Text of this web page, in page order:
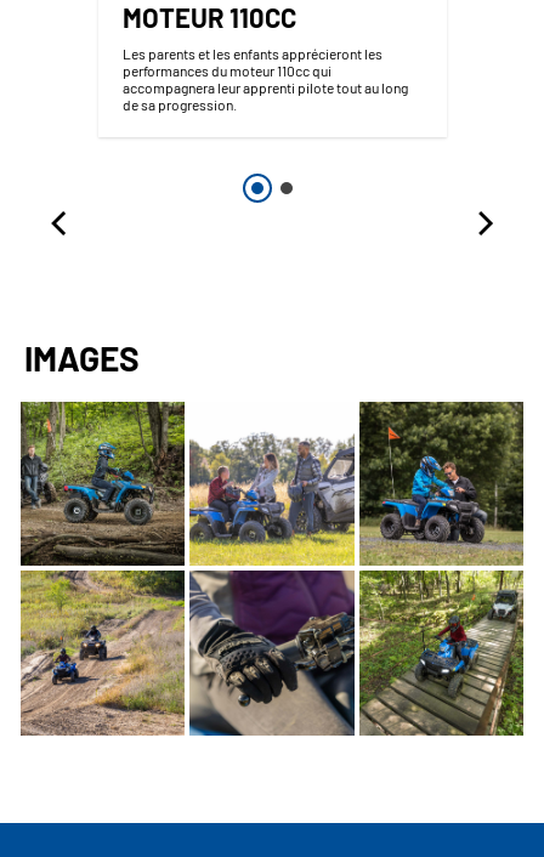
MOTEUR 110CC
Les parents et les enfants apprécieront les
performances du moteur 110cc qui
accompagnera leur apprenti pilote tout au long
de sa progression.
IMAGES